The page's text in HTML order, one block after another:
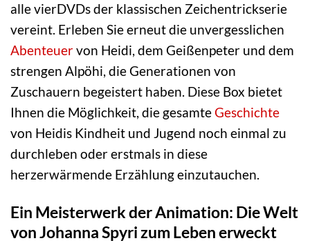
alle vierDVDs der klassischen Zeichentrickserie
vereint. Erleben Sie erneut die unvergesslichen
Abenteuervon Heidi, dem Geißenpeter und dem
strengen Alpöhi, die Generationen von
Zuschauern begeistert haben. Diese Box bietet
Ihnen die Möglichkeit, die gesamteGeschichte
von Heidis Kindheit und Jugend noch einmal zu
durchleben oder erstmals in diese
herzerwärmende Erzählung einzutauchen.
Ein Meisterwerk der Animation: Die Welt
von Johanna Spyri zum Leben erweckt